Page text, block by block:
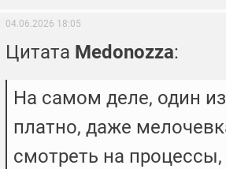
04.06.2026 18:05
Цитата Medonozza:
На самом деле, один
платно, даже
смотреть на